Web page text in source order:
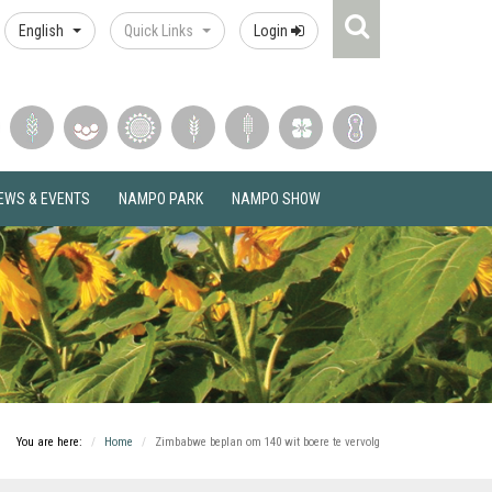
English Quick Links Login
& EVENTS NAMPO PARK NAMPO SHOW
You are here: Home Zimbabwe beplan om 140 wit boere te vervolg